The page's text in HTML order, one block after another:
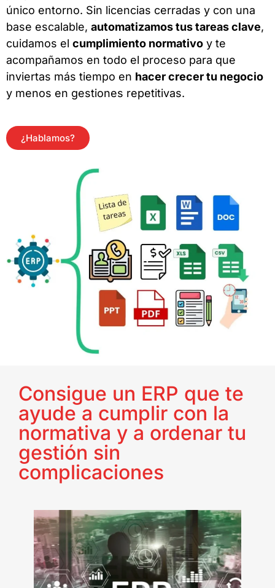
único entorno. Sin licencias cerradas y con una
base escalable, automatizamos tus tareas clave,
cuidamos el cumplimiento normativo y te
acompañamos en todo el proceso para que
inviertas más tiempo en hacer crecer tu negocio
y menos en gestiones repetitivas.
¿Hablamos?
Consigue un ERP que te
ayude a cumplir con la
normativa y a ordenar tu
gestión sin
complicaciones